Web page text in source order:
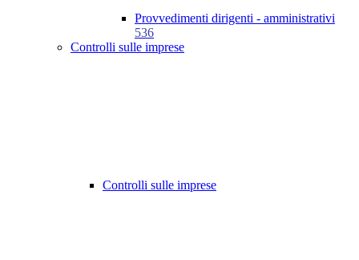
Provvedimenti dirigenti - amministrativi
536
Controlli sulle imprese
Controlli sulle imprese